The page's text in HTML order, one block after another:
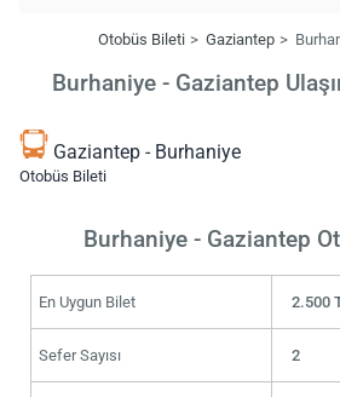
Otobüs Bileti Gaziantep
Burhaniye - Gaziantep
Gaziantep - Burhaniye
Otobüs Bileti
Burhaniye - Gaziantep
En Uygun Bilet 2.500
Sefer Sayısı 2